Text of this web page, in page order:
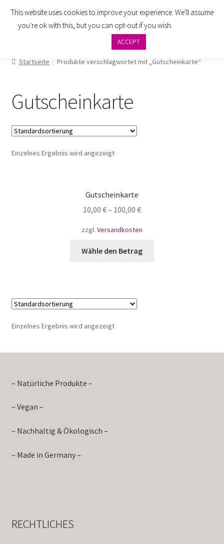
Zur
Navigation
Zum
Inhalt
Widerrufsbelehrung
Versand
Impressum
Startseite Produkte verschlagwortet mit „Gutscheinkarte“
Gutscheinkarte
Einzelnes Ergebnis wird angezeigt
Gutscheinkarte
10,00 €– 100,00 €
zzgl. Versandkosten
Wähle den Betrag
Einzelnes Ergebnis wird angezeigt
– Natürliche Produkte –
– Vegan –
– Nachhaltig & Ökologisch –
– Made in Germany –
RECHTLICHES
This website uses cookies to improve your experience. We'll assume
you're ok with this, but you can opt-out if you wish.
ACCEPT